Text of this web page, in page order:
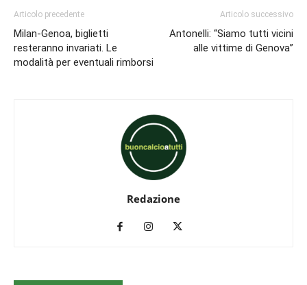
Articolo precedente
Milan-Genoa, biglietti
resteranno invariati. Le
modalità per eventuali rimborsi
Articolo successivo
Antonelli: “Siamo tutti vicini
alle vittime di Genova”
Redazione